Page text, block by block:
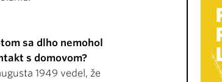
sa dlho nemohol
s domovom?
1949 vedel, že